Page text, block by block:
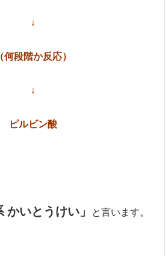
↓
（何段階か反応）
↓
ピルビン酸
かいとうけい」 と言います。